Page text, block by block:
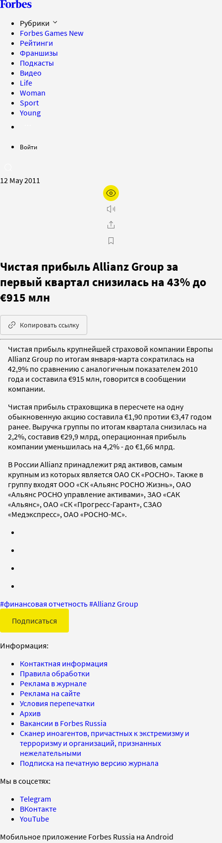
Рубрики
Forbes Games New
Рейтинги
Франшизы
Подкасты
Видео
Life
Woman
Sport
Young
Войти
12 May 2011
Чистая прибыль Allianz Group за
первый квартал снизилась на 43% до
€915 млн
Копировать ссылку
Чистая прибыль крупнейшей страховой компании Европы
Allianz Group по итогам января-марта сократилась на
42,9% по сравнению с аналогичным показателем 2010
года и составила €915 млн, говорится в сообщении
компании.
Чистая прибыль страховщика в пересчете на одну
обыкновенную акцию составила €1,90 протии €3,47 годом
ранее. Выручка группы по итогам квартала снизилась на
2,2%, составив €29,9 млрд, операционная прибыль
компании уменьшилась на 4,2% - до €1,66 млрд.
В России Allianz принадлежит ряд активов, самым
крупным из которых является ОАО СК «РОСНО». Также в
группу входят ООО «СК «Альянс РОСНО Жизнь», ОАО
«Альянс РОСНО управление активами», ЗАО «САК
«Альянс», ОАО «СК «Прогресс-Гарант», СЗАО
«Медэкспресс», ОАО «РОСНО-МС».
#финансовая отчетность#Allianz Group
Подписаться
Информация:
Контактная информация
Правила обработки
Реклама в журнале
Реклама на сайте
Условия перепечатки
Архив
Вакансии в Forbes Russia
Сканер иноагентов, причастных к экстремизму и
терроризму и организаций, признанных
нежелательными
Подписка на печатную версию журнала
Мы в соцсетях:
Telegram
ВКонтакте
YouTube
Мобильное приложение Forbes Russia на Android